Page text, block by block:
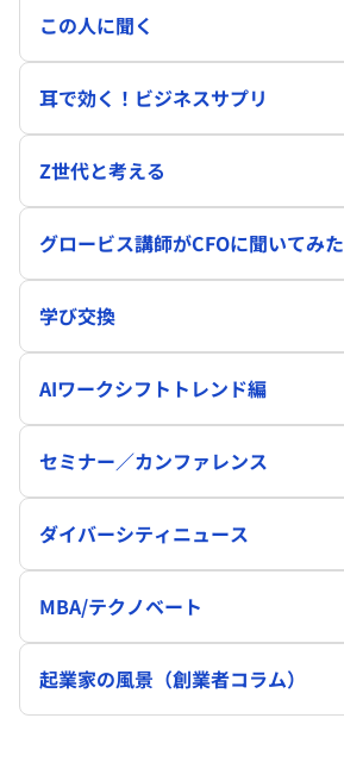
この人に聞く
耳で効く！ビジネスサプリ
Z世代と考える
グロービス講師がCFOに聞いてみた
学び交換
AIワークシフトトレンド編
セミナー／カンファレンス
ダイバーシティニュース
MBA/テクノベート
起業家の風景（創業者コラム）